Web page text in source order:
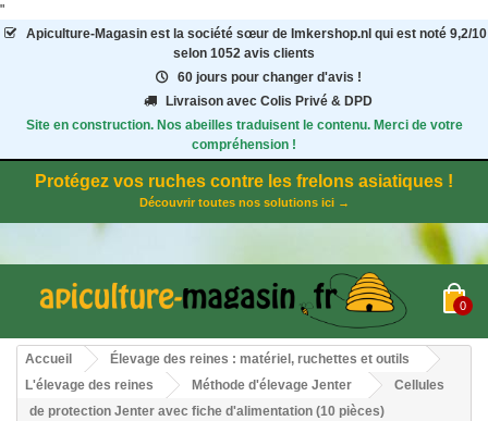
"
Apiculture-Magasinest la société sœur de Imkershop.nl qui est noté 9,2/10
selon 1052 avis clients
60 jours pour changer d'avis !
Livraison avec Colis Privé & DPD
Site en construction. Nos abeilles traduisent le contenu. Merci de votre
compréhension !
Protégez vos ruches contre les frelons asiatiques !
Découvrir toutes nos solutions ici →
0
Accueil
Élevage des reines : matériel, ruchettes et outils
L'élevage des reines
Méthode d'élevage Jenter
Cellules
de protection Jenter avec fiche d'alimentation (10 pièces)